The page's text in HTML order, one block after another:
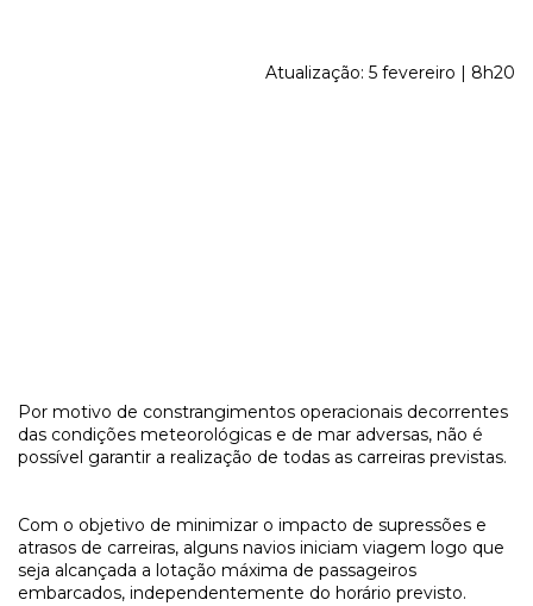
Atualização: 5 fevereiro | 8h20
Por motivo de constrangimentos operacionais decorrentes
das condições meteorológicas e de mar adversas, não é
possível garantir a realização de todas as carreiras previstas.
Com o objetivo de minimizar o impacto de supressões e
atrasos de carreiras, alguns navios iniciam viagem logo que
seja alcançada a lotação máxima de passageiros
embarcados, independentemente do horário previsto.